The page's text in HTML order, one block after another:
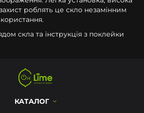
роблять це скло незамінним
скла та інструкція з поклейки
КАТАЛОГ